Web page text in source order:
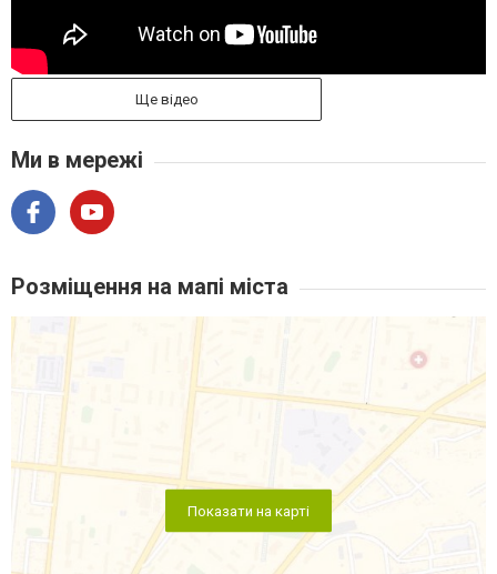
Ще відео
Ми в мережі
Розміщення на мапі міста
Показати на карті